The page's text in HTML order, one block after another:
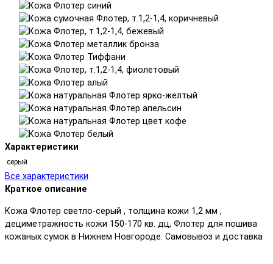
Характеристики
серый
Все характеристики
Краткое описание
Кожа Флотер светло-серый , толщина кожи 1,2 мм ,
дециметражность кожи 150-170 кв. дц, Флотер для пошива
кожаных сумок в Нижнем Новгороде. Самовывоз и доставка